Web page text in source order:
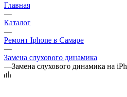
Главная
—
Каталог
—
Ремонт Iphone в Самаре
—
Замена слухового динамика
—Замена слухового динамика на